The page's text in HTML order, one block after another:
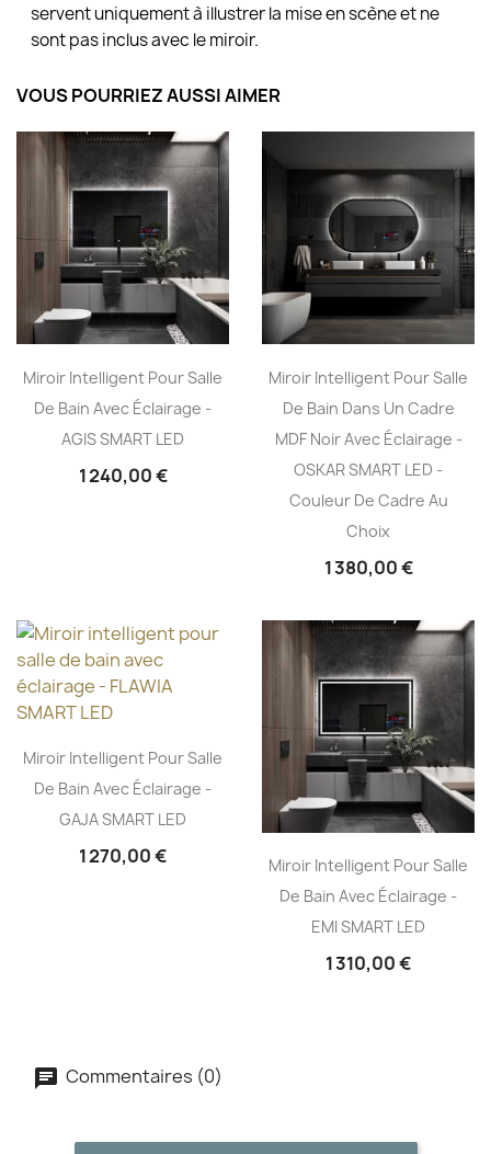
servent uniquement à illustrer la mise en scène et ne
sont pas inclus avec le miroir.
VOUS POURRIEZ AUSSI AIMER
Miroir Intelligent Pour Salle
De Bain Avec Éclairage -
AGIS SMART LED
1 240,00 €
Miroir Intelligent Pour Salle
De Bain Dans Un Cadre
MDF Noir Avec Éclairage -
OSKAR SMART LED -
Couleur De Cadre Au
Choix
1 380,00 €
Miroir Intelligent Pour Salle
De Bain Avec Éclairage -
GAJA SMART LED
1 270,00 €
Miroir Intelligent Pour Salle
De Bain Avec Éclairage -
EMI SMART LED
1 310,00 €
Commentaires (0)